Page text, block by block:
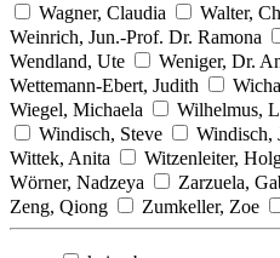
Wagner, Claudia
Walter,
Weinrich, Jun.-Prof. Dr. Ramona
Wendland, Ute
Weniger, Dr.
Wettemann-Ebert, Judith
Wiegel, Michaela
Wilhelmus,
Windisch, Steve
Windisch,
Wittek, Anita
Witzenleiter,
Wörner, Nadzeya
Zarzuela,
Zeng, Qiong
Zumkeller, Zoe